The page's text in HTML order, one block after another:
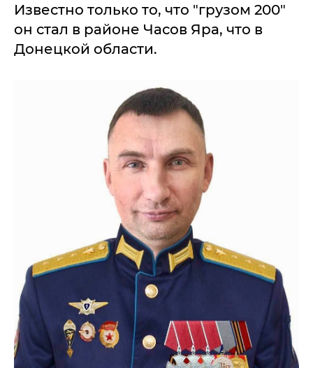
Известно только то, что "грузом 200"
он стал в районе Часов Яра, что в
Донецкой области.